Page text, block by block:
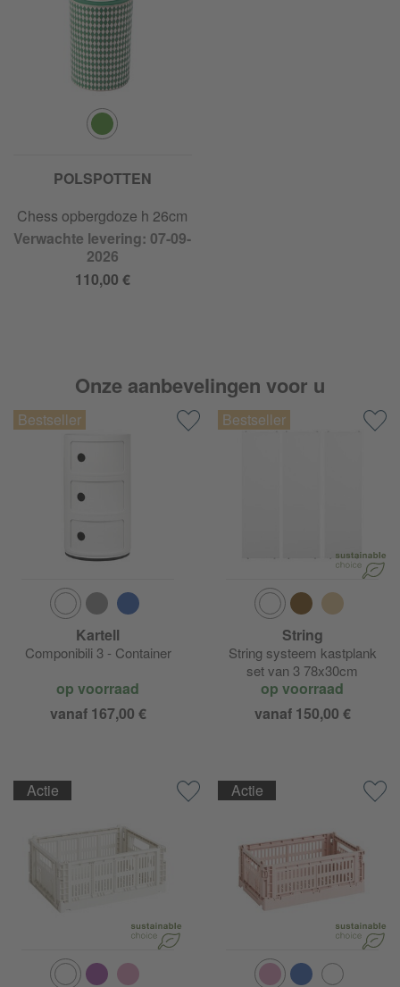
POLSPOTTEN
Chess opbergdoze h 26cm
Verwachte levering: 07-09-
2026
110,00 €
Onze aanbevelingen voor u
Kartell
Componibili 3 - Container
op voorraad
vanaf 167,00 €
String
String systeem kastplank
set van 3 78x30cm
op voorraad
vanaf 150,00 €
Actie Actie